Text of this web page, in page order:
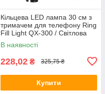
Кільцева LED лампа 30 см з
тримачем для телефону Ring
Fill Light QX-300 / Світлова
лампа для зйомок
В наявності
228,02 ₴ 325,75 ₴
Купити